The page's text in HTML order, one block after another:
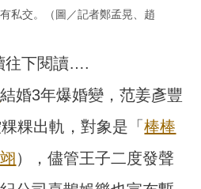
私交。（圖／記者鄭孟晃、趙
往下閱讀….
結婚3年爆婚變，范姜彥豐
粿出軌，對象是「棒棒
），儘管王子二度發聲